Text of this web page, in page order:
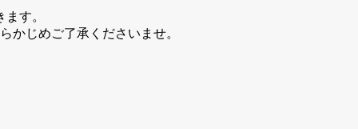
す。
かじめご了承くださいませ。